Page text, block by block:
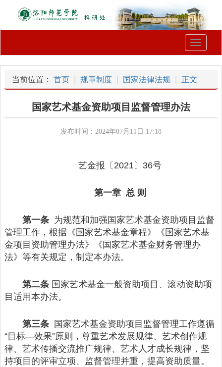
Toggle
当前位置： 首页 规章制度 国家法律法规 正文
国家艺术基金资助项目监督管理办法
发布时间：2024年07月11日 17:18
艺金报〔2021〕36号
第一章 总 则
第一条 为规范和加强国家艺术基金资助项目监督
管理工作，根据《国家艺术基金章程》《国家艺术基
金项目资助管理办法》《国家艺术基金财务管理办
法》等有关规定，制定本办法。
第二条 国家艺术基金一般资助项目、滚动资助项
目适用本办法。
第三条 国家艺术基金资助项目监督管理工作遵循
“目标—效果”原则，尊重艺术发展规律、艺术创作规
律、艺术传播交流推广规律、艺术人才成长规律，坚
持项目的评审立项、监督管理并重，提高资助质量。